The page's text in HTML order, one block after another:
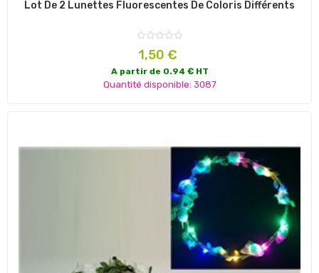
Lot De 2 Lunettes Fluorescentes De Coloris Différents
Prix
1,50 €
A partir de 0.94 € HT
Quantité disponible: 3087